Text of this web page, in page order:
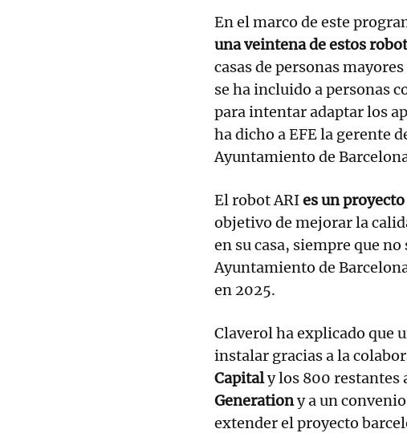
En el marco de este
una veintena de estos
casas de personas
se ha incluido a personas
para intentar adaptar los
ha dicho a EFE la gerente
Ayuntamiento de
El robot ARIes un
objetivo de mejorar la
en su casa, siempre que
Ayuntamiento de
en 2025.
Claverol ha explicado que
instalar gracias a la
Capitaly los 800 restantes
Generationy a un
extender el proyecto